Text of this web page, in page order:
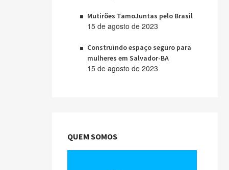
Mutirões TamoJuntas pelo Brasil
15 de agosto de 2023
Construindo espaço seguro para
mulheres em Salvador-BA
15 de agosto de 2023
QUEM SOMOS